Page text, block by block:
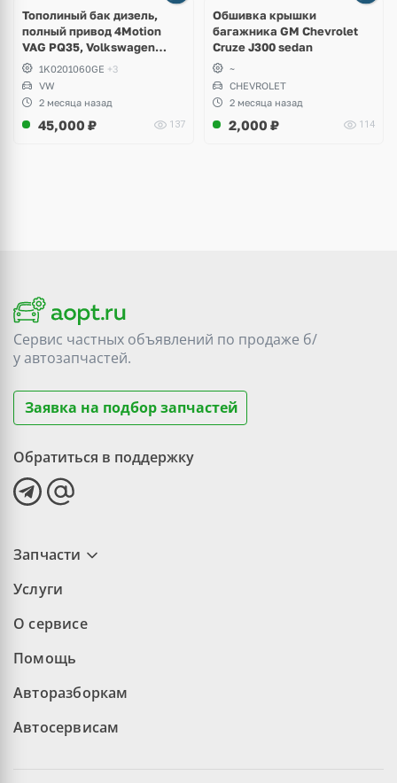
Тополиный бак дизель,
полный привод 4Motion
VAG PQ35, Volkswagen
Scirocco, Golf V, VI, Skoda
Yeti, Octavia A5, Superb,
Audi A3, Seat Altea
1K0201060GE +3
VW
2 месяца назад
45,000 ₽ 137
Обшивка крышки
багажника GM Chevrolet
Cruze J300 sedan
~
CHEVROLET
2 месяца назад
2,000 ₽ 114
Сервис частных объявлений по продаже б/
уавтозапчастей.
Заявка на подбор запчастей
Обратиться в поддержку
Запчасти
Услуги
О сервисе
Помощь
Авторазборкам
Автосервисам